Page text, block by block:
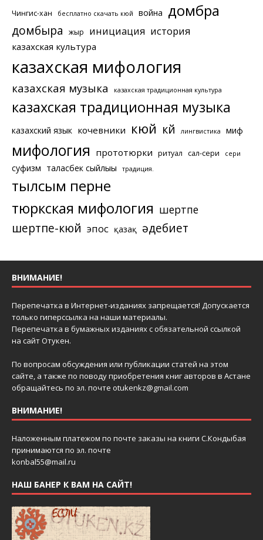
Чингис-хан бесплатно скачать кюй война домбра
домбыра жыр инициация история
казахская культура
казахская мифология
казахская музыка казахская традиционная культура
казахская традиционная музыка
казахский язык кочевники кюй күй лингвистика миф
мифология прототюрки ритуал сал-сери сери
суфизм таласбек сыйлығы традиция.
тылсым перне
тюркская мифология шертпе
шертпе-кюй эпос қазақ әдебиет
ВНИМАНИЕ!
Перепечатка в Интернет-изданиях запрещается! Допускается
только гиперссылка на наши материалы.
Перепечатка в бумажных изданиях с обязательной ссылкой
на сайт Отукен.
По вопросам обсуждения или публикации статей на этом
сайте, а также по поводу приобретения книг авторов в Астане
обращайтесь по эл. почте otukenkz@gmail.com
ВНИМАНИЕ!
Наложенным платежом по почте заказы на книги С.Кондыбая
принимаются по эл. почте
konbal55@mail.ru
НАШ БАНЕР К ВАМ НА САЙТ!